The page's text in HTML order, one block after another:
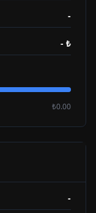
-
- ₺
₺0.00
-